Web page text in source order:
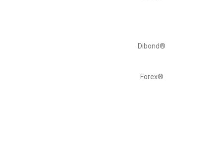
Dibond®
Forex®